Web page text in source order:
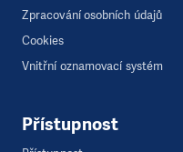
Zpracování osobních údajů
Cookies
Vnitřní oznamovací systém
Přístupnost